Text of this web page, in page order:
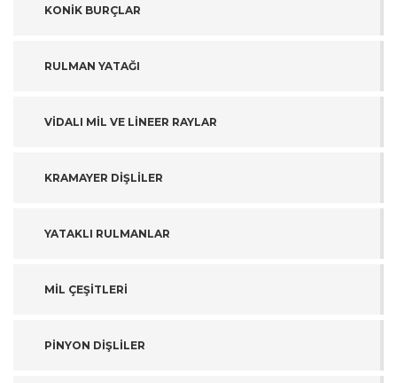
KONİK BURÇLAR
RULMAN YATAĞI
VİDALI MİL VE LİNEER RAYLAR
KRAMAYER DİŞLİLER
YATAKLI RULMANLAR
MİL ÇEŞİTLERİ
PİNYON DİŞLİLER